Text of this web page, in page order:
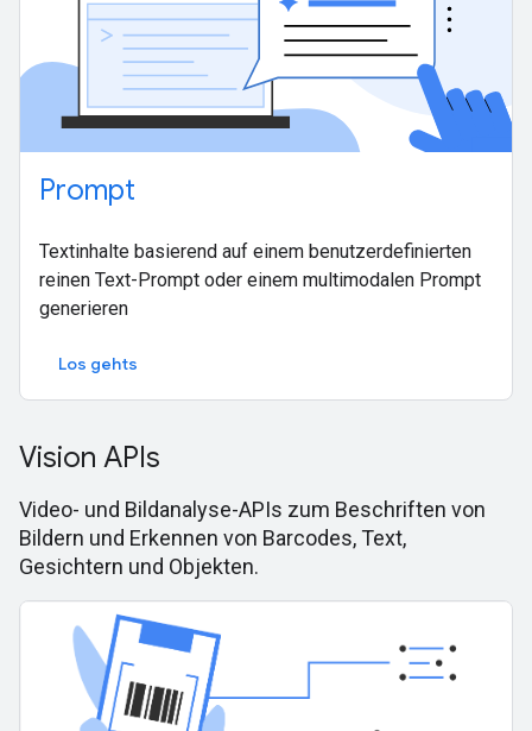
Prompt
Textinhalte basierend auf einem benutzerdefinierten
reinen Text-Prompt oder einem multimodalen Prompt
generieren
Los gehts
Vision APIs
Video- und Bildanalyse-APIs zum Beschriften von
Bildern und Erkennen von Barcodes, Text,
Gesichtern und Objekten.